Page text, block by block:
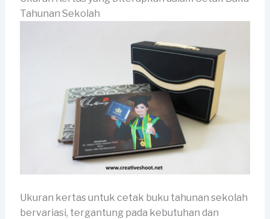
Tahunan Sekolah
Ukuran kertas untuk cetak buku tahunan sekolah
bervariasi, tergantung pada kebutuhan dan